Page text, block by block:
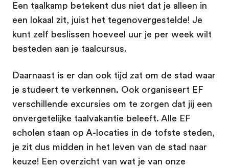
Een taalkamp betekent dus niet dat je alleen in
een lokaal zit, juist het tegenovergestelde! Je
kunt zelf beslissen hoeveel uur je per week wilt
besteden aan je taalcursus.
Daarnaast is er dan ook tijd zat om de stad waar
je studeert te verkennen. Ook organiseert EF
verschillende excursies om te zorgen dat jij een
onvergetelijke taalvakantie beleeft. Alle EF
scholen staan op A-locaties in de tofste steden,
je zit dus midden in het leven van de stad naar
keuze! Een overzicht van wat je van onze